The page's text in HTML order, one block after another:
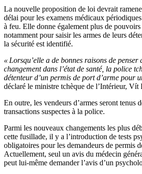
La nouvelle proposition de loi devrait
délai pour les examens médicaux périodiques
à feu. Elle donne également plus de
notamment pour saisir les armes de leurs
la sécurité est identifié.
« Lorsqu’elle a de bonnes raisons de penser
changement dans l’état de santé, la police
détenteur d’un permis de port d’arme pour
déclaré le ministre tchèque de l’Intérieur,
En outre, les vendeurs d’armes seront tenus
transactions suspectes à la police.
Parmi les nouveaux changements les plus
cette fusillade, il y a l’introduction de tests
obligatoires pour les demandeurs de permis
Actuellement, seul un avis du médecin
peut lui-même demander l’avis d’un